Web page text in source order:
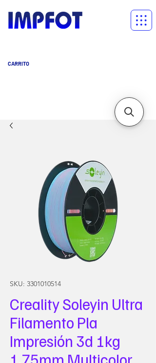
CARRITO
SKU: 3301010514
Creality Soleyin Ultra
Filamento Pla
Impresión 3d 1kg
1.75mm Multicolor